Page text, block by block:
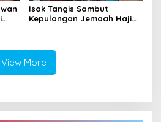
Isak Tangis Sambut
Kepulangan Jemaah Haji
View More